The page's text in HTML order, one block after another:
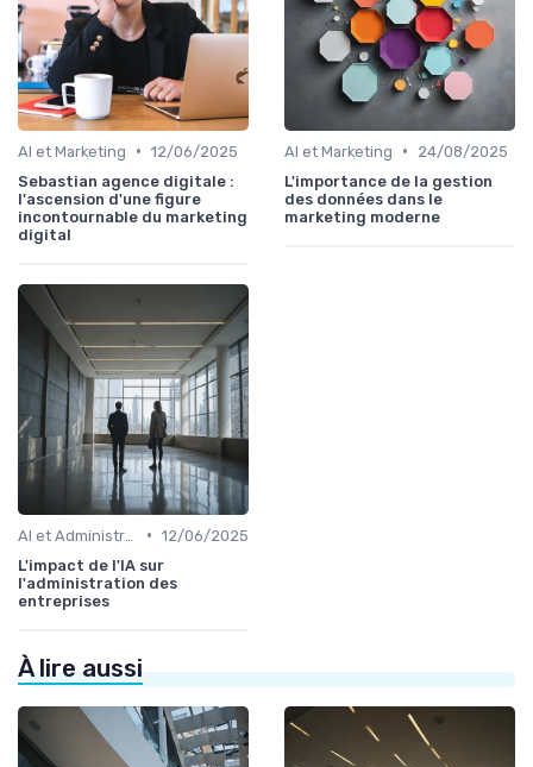
AI et Marketing • 12/06/2025
Sebastian agence digitale :
l'ascension d'une figure
incontournable du marketing
digital
AI et Marketing •
24/08/2025
L'importance de la gestion
des données dans le
marketing moderne
• 12/06/2025
L'impact de l'IA sur
l'administration des
entreprises
À lire aussi